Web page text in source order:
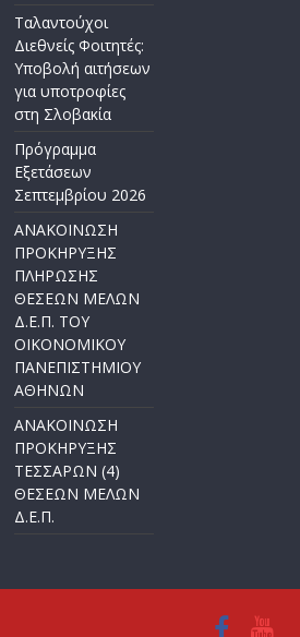
Ταλαντούχοι
Διεθνείς Φοιτητές:
Υποβολή αιτήσεων
για υποτροφίες
στη Σλοβακία
Πρόγραμμα
Εξετάσεων
Σεπτεμβρίου 2026
ΑΝΑΚΟΙΝΩΣΗ
ΠΡΟΚΗΡΥΞΗΣ
ΠΛΗΡΩΣΗΣ
ΘΕΣΕΩΝ ΜΕΛΩΝ
Δ.Ε.Π. ΤΟΥ
ΟΙΚΟΝΟΜΙΚΟΥ
ΠΑΝΕΠΙΣΤΗΜΙΟΥ
ΑΘΗΝΩΝ
ΑΝΑΚΟΙΝΩΣΗ
ΠΡΟΚΗΡΥΞΗΣ
ΤΕΣΣΑΡΩΝ (4)
ΘΕΣΕΩΝ ΜΕΛΩΝ
Δ.Ε.Π.